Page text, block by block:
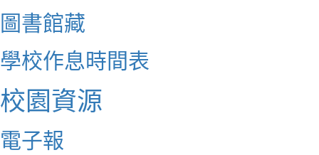
圖書館藏
學校作息時間表
校園資源
電子報